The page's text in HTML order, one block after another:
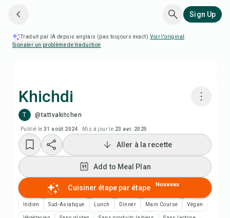
Sign Up
Traduit par IA depuis anglais (pas toujours exact).Voir l'original ·
Signaler un problème de traduction
Khichdi
T @tattvakitchen
Publié le 31 août 2024 · Mis à jour le 23 avr. 2025
Add to Meal Plan
Add to Shopping List
Notes de recette
Aller à la recette
Add to Meal Plan
Cuisiner étape par étape Nouveau
Indien Sud-Asiatique Lunch Dinner Main Course Végan